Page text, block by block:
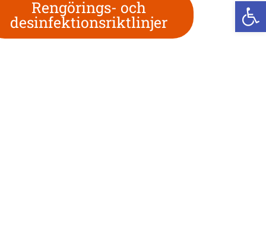
Rengörings- och
desinfektionsriktlinjer